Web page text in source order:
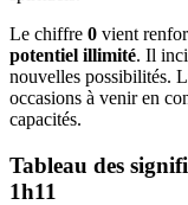
Le chiffre 0 vient
potentiel illimité. Il
nouvelles possibilités.
occasions à venir en
capacités.
Tableau des
1h11